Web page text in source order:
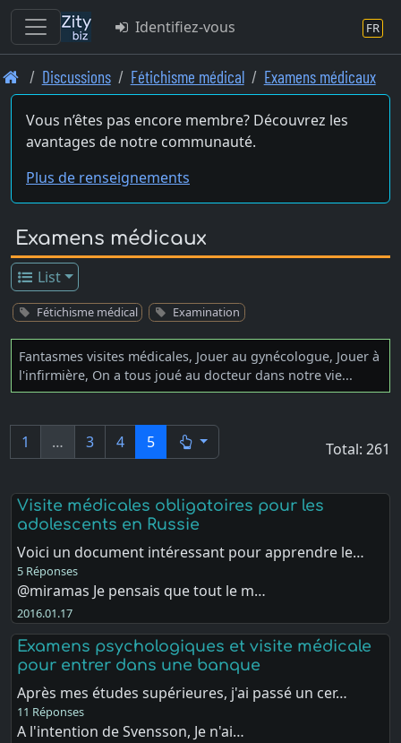
Skip
to
main
content
Identifiez-vous FR
Discussions Fétichisme médical Examens médicaux
Vous n’êtes pas encore membre? Découvrez les
avantages de notre communauté.
Plus de renseignements
Examens médicaux
List
Fétichisme médical Examination
Fantasmes visites médicales, Jouer au gynécologue, Jouer à
l'infirmière, On a tous joué au docteur dans notre vie...
1 … 3 4 5 Total: 261
Visite médicales obligatoires pour les
adolescents en Russie
Voici un document intéressant pour apprendre le…
5 Réponses
@miramas Je pensais que tout le m…
2016.01.17
Examens psychologiques et visite médicale
pour entrer dans une banque
Après mes études supérieures, j'ai passé un cer…
11 Réponses
A l'intention de Svensson, Je n'ai…